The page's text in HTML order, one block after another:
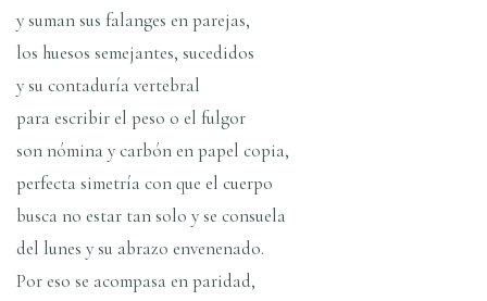
y suman sus falanges en parejas,
los huesos semejantes, sucedidos
y su contadurí­a vertebral
para escribir el peso o el fulgor
son nómina y carbón en papel copia,
perfecta simetrí­a con que el cuerpo
busca no estar tan solo y se consuela
del lunes y su abrazo envenenado.
Por eso se acompasa en paridad,